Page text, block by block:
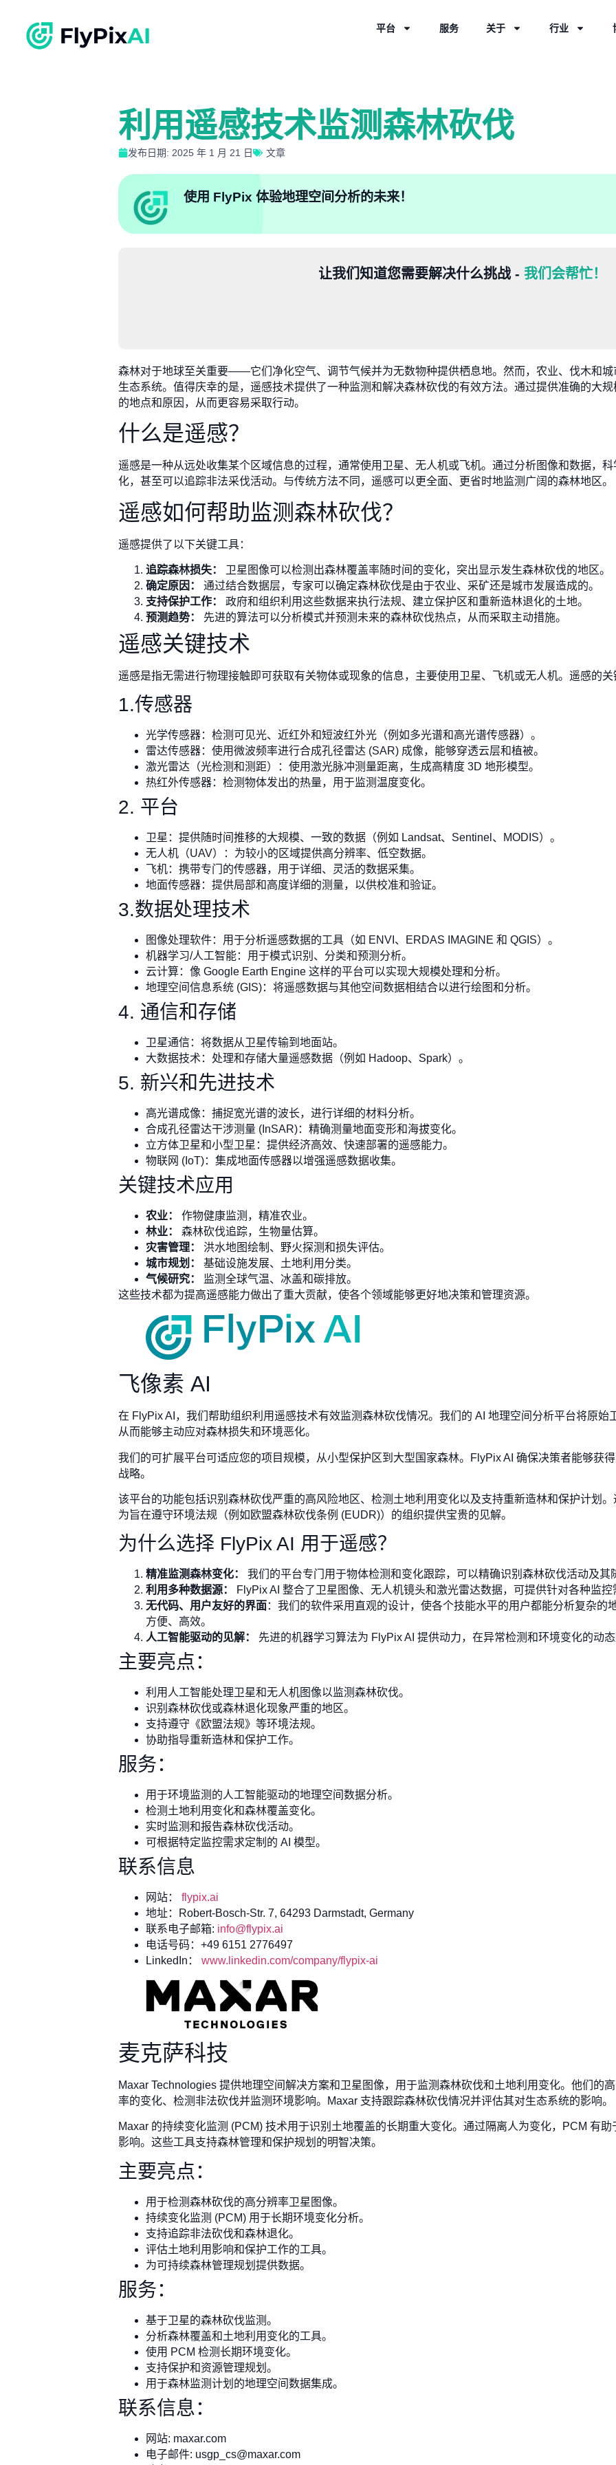
平台 服务 关于 行业
利用遥感技术监测森林砍伐
发布日期: 2025 年 1 月 21 日 文章
使用 FlyPix 体验地理空间分析的未来！
让我们知道您需要解决什么挑战 - 我们会帮忙！
森林对于地球至关重要——它们净化空气、调节气候并为无数物种提供栖息地。然而，农业、伐木和
生态系统。值得庆幸的是，遥感技术提供了一种监测和解决森林砍伐的有效方法。通过提供准确的大
的地点和原因，从而更容易采取行动。
什么是遥感？
遥感是一种从远处收集某个区域信息的过程，通常使用卫星、无人机或飞机。通过分析图像和数据，
化，甚至可以追踪非法采伐活动。与传统方法不同，遥感可以更全面、更省时地监测广阔的森林地区。
遥感如何帮助监测森林砍伐？
遥感提供了以下关键工具：
追踪森林损失： 卫星图像可以检测出森林覆盖率随时间的变化，突出显示发生森林砍伐的地区。
确定原因：
通过结合数据层，专家可以确定森林砍伐是由于农业、采矿还是城市发展造成的。
支持保护工作： 政府和组织利用这些数据来执行法规、建立保护区和重新造林退化的土地。
预测趋势： 先进的算法可以分析模式并预测未来的森林砍伐热点，从而采取主动措施。
遥感关键技术
遥感是指无需进行物理接触即可获取有关物体或现象的信息，主要使用卫星、飞机或无人机。遥感的关
1.传感器
光学传感器：检测可见光、近红外和短波红外光（例如多光谱和高光谱传感器）。
雷达传感器：使用微波频率进行合成孔径雷达 (SAR) 成像，能够穿透云层和植被。
激光雷达（光检测和测距）：使用激光脉冲测量距离，生成高精度 3D 地形模型。
热红外传感器：检测物体发出的热量，用于监测温度变化。
2. 平台
卫星：提供随时间推移的大规模、一致的数据（例如 Landsat、Sentinel、MODIS）。
无人机（UAV）：为较小的区域提供高分辨率、低空数据。
飞机：携带专门的传感器，用于详细、灵活的数据采集。
地面传感器：提供局部和高度详细的测量，以供校准和验证。
3.数据处理技术
图像处理软件：用于分析遥感数据的工具（如 ENVI、ERDAS IMAGINE 和 QGIS）。
机器学习/人工智能：用于模式识别、分类和预测分析。
云计算：像 Google Earth Engine 这样的平台可以实现大规模处理和分析。
地理空间信息系统 (GIS)：将遥感数据与其他空间数据相结合以进行绘图和分析。
4. 通信和存储
卫星通信：将数据从卫星传输到地面站。
大数据技术：处理和存储大量遥感数据（例如 Hadoop、Spark）。
5. 新兴和先进技术
高光谱成像：捕捉宽光谱的波长，进行详细的材料分析。
合成孔径雷达干涉测量 (InSAR)：精确测量地面变形和海拔变化。
立方体卫星和小型卫星：提供经济高效、快速部署的遥感能力。
物联网 (IoT)：集成地面传感器以增强遥感数据收集。
关键技术应用
农业：
作物健康监测，精准农业。
林业：
森林砍伐追踪，生物量估算。
灾害管理： 洪水地图绘制、野火探测和损失评估。
城市规划：
基础设施发展、土地利用分类。
气候研究：
监测全球气温、冰盖和碳排放。
这些技术都为提高遥感能力做出了重大贡献，使各个领域能够更好地决策和管理资源。
飞像素 AI
在 FlyPix AI，我们帮助组织利用遥感技术有效监测森林砍伐情况。我们的 AI 地理空间分析平台将原始
从而能够主动应对森林损失和环境恶化。
我们的可扩展平台可适应您的项目规模，从小型保护区到大型国家森林。FlyPix AI 确保决策者能够获
战略。
该平台的功能包括识别森林砍伐严重的高风险地区、检测土地利用变化以及支持重新造林和保护计划
为旨在遵守环境法规（例如欧盟森林砍伐条例 (EUDR)）的组织提供宝贵的见解。
为什么选择 FlyPix AI 用于遥感？
精准监测森林变化： 我们的平台专门用于物体检测和变化跟踪，可以精确识别森林砍伐活动及其
利用多种数据源：
FlyPix AI 整合了卫星图像、无人机镜头和激光雷达数据，可提供针对各种监控
无代码、用户友好的界面 ：我们的软件采用直观的设计，使各个技能水平的用户都能分析复杂的
方便、高效。
人工智能驱动的见解： 先进的机器学习算法为 FlyPix AI 提供动力，在异常检测和环境变化的动
主要亮点：
利用人工智能处理卫星和无人机图像以监测森林砍伐。
识别森林砍伐或森林退化现象严重的地区。
支持遵守《欧盟法规》等环境法规。
协助指导重新造林和保护工作。
服务：
用于环境监测的人工智能驱动的地理空间数据分析。
检测土地利用变化和森林覆盖变化。
实时监测和报告森林砍伐活动。
可根据特定监控需求定制的 AI 模型。
联系信息
网站： flypix.ai
地址：Robert-Bosch-Str. 7, 64293 Darmstadt, Germany
联系电子邮箱: info@flypix.ai
电话号码：+49 6151 2776497
LinkedIn： www.linkedin.com/company/flypix-ai
麦克萨科技
Maxar Technologies 提供地理空间解决方案和卫星图像，用于监测森林砍伐和土地利用变化。他们的
率的变化、检测非法砍伐并监测环境影响。Maxar 支持跟踪森林砍伐情况并评估其对生态系统的影响。
Maxar 的持续变化监测 (PCM) 技术用于识别土地覆盖的长期重大变化。通过隔离人为变化，PCM 有
影响。这些工具支持森林管理和保护规划的明智决策。
主要亮点：
用于检测森林砍伐的高分辨率卫星图像。
持续变化监测 (PCM) 用于长期环境变化分析。
支持追踪非法砍伐和森林退化。
评估土地利用影响和保护工作的工具。
为可持续森林管理规划提供数据。
服务：
基于卫星的森林砍伐监测。
分析森林覆盖和土地利用变化的工具。
使用 PCM 检测长期环境变化。
支持保护和资源管理规划。
用于森林监测计划的地理空间数据集成。
联系信息：
网站: maxar.com
电子邮件: usgp_cs@maxar.com